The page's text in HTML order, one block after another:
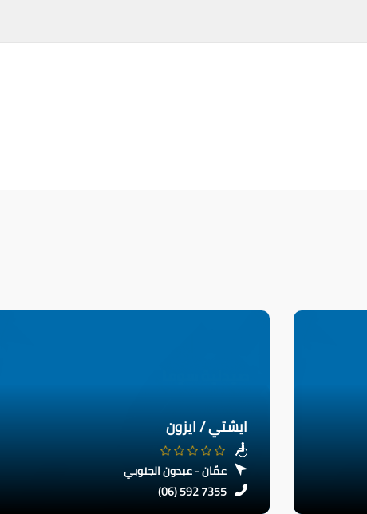
ايشتي / ايزون
عمّان - عبدون الجنوبي
(06) 592 7355